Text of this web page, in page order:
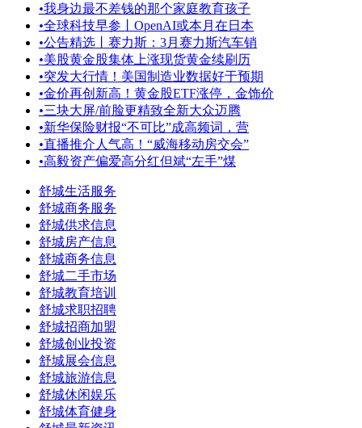
•我身边最不差钱的那个家庭教育孩子
•全球科技早参丨OpenAI或本月在日本
•公告精选丨赛力斯：3月赛力斯汽车销
•美股黄金股集体上涨现货黄金续刷历
•突发大行情！美国制造业数据好于预期
•金价再创新高！黄金股ETF涨停，金饰价
•三块大屏/前脸更精致全新大众迈腾
•新华保险财报“不可比”成高频词，营
•直播推介人气高！“威海移动房交会”
•高毅资产偏爱高分红但斌“左手”煤
舒城生活服务
舒城商务服务
舒城供求信息
舒城房产信息
舒城商务信息
舒城二手市场
舒城教育培训
舒城求职招聘
舒城招商加盟
舒城创业投资
舒城展会信息
舒城旅游信息
舒城休闲娱乐
舒城体育健身